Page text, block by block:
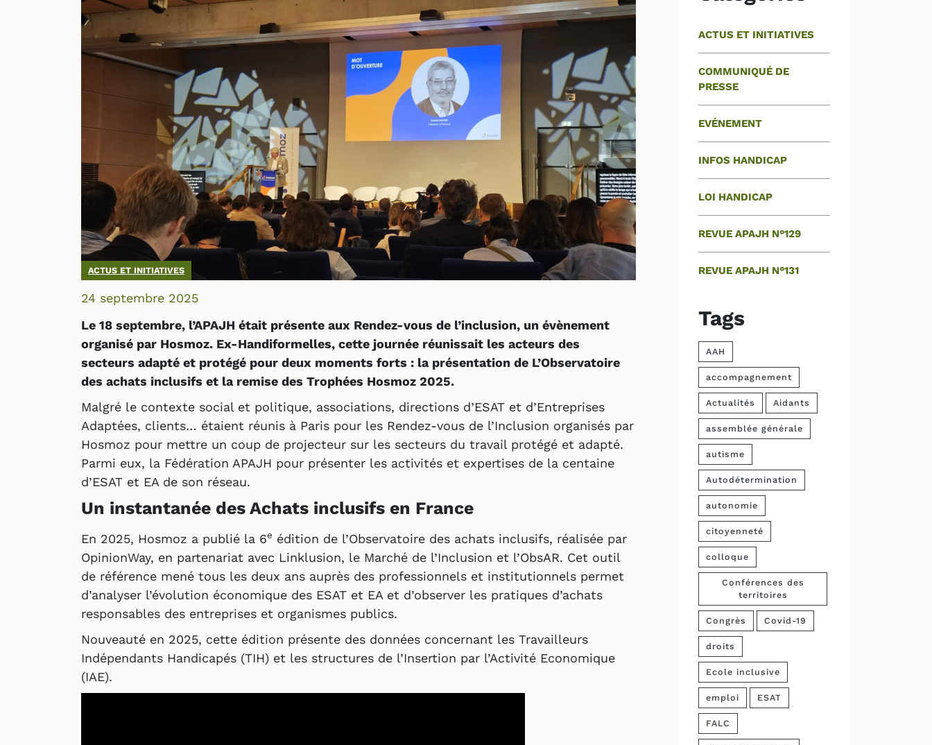
ACTUS ET INITIATIVES
24 septembre 2025
Le 18 septembre, l’APAJH était présente aux Rendez-vous de l’inclusion, un évènement
organisé par Hosmoz. Ex-Handiformelles, cette journée réunissait les acteurs des
secteurs adapté et protégé pour deux moments forts : la présentation de L’Observatoire
des achats inclusifs et la remise des Trophées Hosmoz 2025.
Malgré le contexte social et politique, associations, directions d’ESAT et d’Entreprises
Adaptées, clients… étaient réunis à Paris pour les Rendez-vous de l’Inclusion organisés par
Hosmoz pour mettre un coup de projecteur sur les secteurs du travail protégé et adapté.
Parmi eux, la Fédération APAJH pour présenter les activités et expertises de la centaine
d’ESAT et EA de son réseau.
Un instantanée des Achats inclusifs en France
En 2025, Hosmoz a publié la 6e édition de l’Observatoire des achats inclusifs, réalisée par
OpinionWay, en partenariat avec Linklusion, le Marché de l’Inclusion et l’ObsAR. Cet outil
de référence mené tous les deux ans auprès des professionnels et institutionnels permet
d’analyser l’évolution économique des ESAT et EA et d’observer les pratiques d’achats
responsables des entreprises et organismes publics.
Nouveauté en 2025, cette édition présente des données concernant les Travailleurs
Indépendants Handicapés (TIH) et les structures de l’Insertion par l’Activité Economique
(IAE).
ACTUS ET INITIATIVES
COMMUNIQUÉ DE
PRESSE
EVÉNEMENT
INFOS HANDICAP
LOI HANDICAP
REVUE APAJH N°129
REVUE APAJH N°131
Tags
AAH
accompagnement
Actualités Aidants
assemblée générale
autisme
Autodétermination
autonomie
citoyenneté
colloque
Conférences des
territoires
Congrès Covid-19
droits
Ecole inclusive
emploi ESAT
FALC